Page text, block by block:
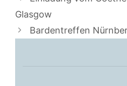
Glasgow
Bardentreffen